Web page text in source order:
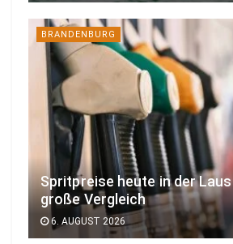
BRANDENBURG
Spritpreise heute in der
große Vergleich
6. AUGUST 2026